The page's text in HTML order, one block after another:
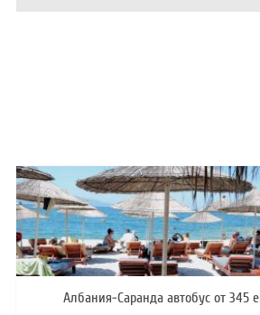
ЗА НАС
КОНТАКТИ
ОБЩИ УСЛОВИЯ ПАКЕТНИ
ПЪТУВАНИЯ
Албания-Саранда автобус от 345